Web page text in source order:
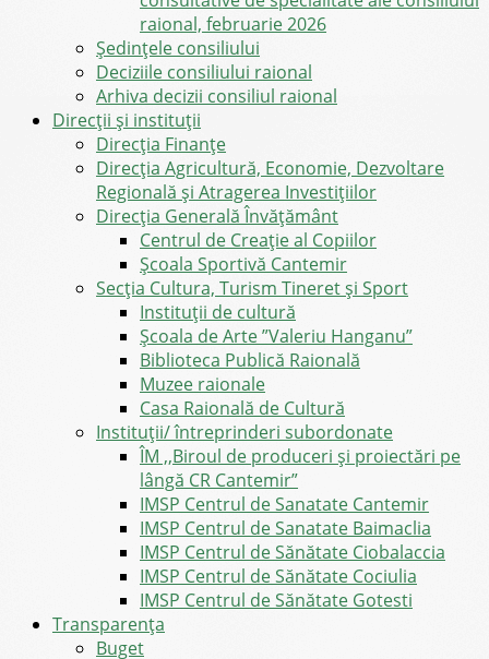
raional, februarie 2026
Şedinţele consiliului
Deciziile consiliului raional
Arhiva decizii consiliul raional
Direcții și instituții
Direcţia Finanţe
Direcția Agricultură, Economie, Dezvoltare
Regională și Atragerea Investițiilor
Direcția Generală Învățământ
Centrul de Creație al Copiilor
Școala Sportivă Cantemir
Secția Cultura, Turism Tineret și Sport
Instituții de cultură
Școala de Arte ”Valeriu Hanganu”
Biblioteca Publică Raională
Muzee raionale
Casa Raională de Cultură
Instituții/ întreprinderi subordonate
ÎM ,,Biroul de produceri și proiectări pe
lângă CR Cantemir”
IMSP Centrul de Sanatate Cantemir
IMSP Centrul de Sanatate Baimaclia
IMSP Centrul de Sănătate Ciobalaccia
IMSP Centrul de Sănătate Cociulia
IMSP Centrul de Sănătate Gotesti
Transparența
Buget